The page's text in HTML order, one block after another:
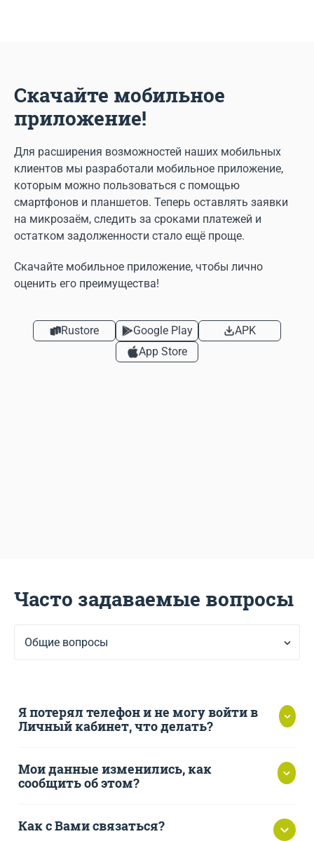
Скачайте мобильное
приложение!
Для расширения возможностей наших мобильных
клиентов мы разработали мобильное приложение,
которым можно пользоваться с помощью
смартфонов и планшетов. Теперь оставлять заявки
на микрозаём, следить за сроками платежей и
остатком задолженности стало ещё проще.
Скачайте мобильное приложение, чтобы лично
оценить его преимущества!
Rustore Google Play
APK
App Store
Часто задаваемые вопросы
Общие вопросы
Я потерял телефон и не могу войти в
Личный кабинет, что делать?
Мои данные изменились, как
сообщить об этом?
Как с Вами связаться?